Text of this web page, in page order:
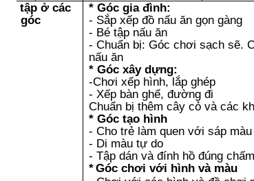
tập ở các
góc
* Góc gia đình:
- Sắp xếp đồ nấu ăn gọn gàng
- Bé tập nấu ăn
- Chuẩn bị: Góc chơi sạch sẽ.
nấu ăn
* Góc xây dựng:
-Chơi xếp hình, lắp ghép
- Xếp bàn ghế, đường đi
Chuẩn bị thêm cây cỏ và các
* Góc tạo hình
- Cho trẻ làm quen với sáp màu
- Di màu tự do
- Tập dán và đính hồ đúng chấm
*Góc chơi với hình và màu